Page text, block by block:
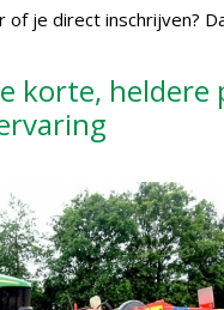
je direct inschrijven?
korte, heldere